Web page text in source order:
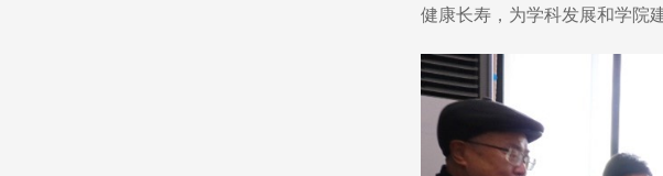
健康长寿，为学科发展和学院